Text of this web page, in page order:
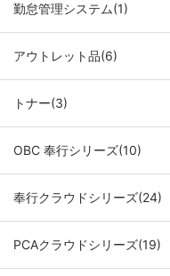
勤怠管理システム(1)
アウトレット品(6)
トナー(3)
OBC 奉行シリーズ(10)
奉行クラウドシリーズ(24)
PCAクラウドシリーズ(19)